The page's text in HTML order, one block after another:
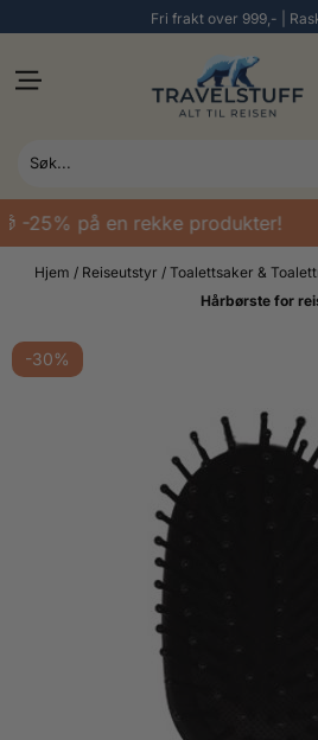
Fri frakt over 999,- |
-25% på en rekke produkter!
Hjem / Reiseutstyr / Toalettsaker &
Hårbørste for
-30%